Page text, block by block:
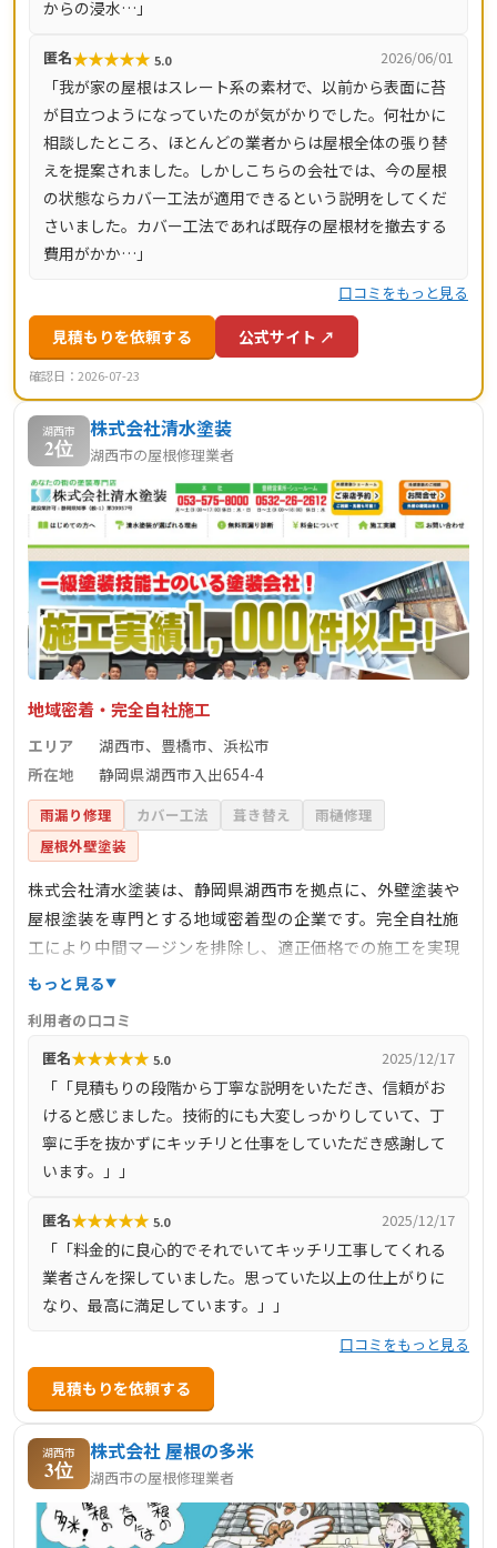
からの浸水…」
匿名★★★★★ 5.0 2026/06/01
「我が家の屋根はスレート系の素材で、以前から表面に苔
が目立つようになっていたのが気がかりでした。何社かに
相談したところ、ほとんどの業者からは屋根全体の張り替
えを提案されました。しかしこちらの会社では、今の屋根
の状態ならカバー工法が適用できるという説明をしてくだ
さいました。カバー工法であれば既存の屋根材を撤去する
費用がかか…」
口コミをもっと見る
見積もりを依頼する 公式サイト ↗
確認日：2026-07-23
湖西市
2位
株式会社清水塗装
湖西市の屋根修理業者
地域密着・完全自社施工
エリア
湖西市、豊橋市、浜松市
所在地
静岡県湖西市入出654-4
雨漏り修理 カバー工法 葺き替え
雨樋修理
屋根外壁塗装
株式会社清水塗装は、静岡県湖西市を拠点に、外壁塗装や
屋根塗装を専門とする地域密着型の企業です。完全自社施
工により中間マージンを排除し、適正価格での施工を実現
しています。お客様のニーズに合わせた丁寧な対応と高品
もっと見る
利用者の口コミ
匿名★★★★★ 5.0 2025/12/17
「「見積もりの段階から丁寧な説明をいただき、信頼がお
けると感じました。技術的にも大変しっかりしていて、丁
寧に手を抜かずにキッチリと仕事をしていただき感謝して
います。」」
匿名★★★★★ 5.0 2025/12/17
「「料金的に良心的でそれでいてキッチリ工事してくれる
業者さんを探していました。思っていた以上の仕上がりに
なり、最高に満足しています。」」
口コミをもっと見る
見積もりを依頼する
湖西市
3位
株式会社 屋根の多米
湖西市の屋根修理業者